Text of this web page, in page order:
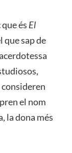
és El
que sap de
consideren
el nom
la dona més